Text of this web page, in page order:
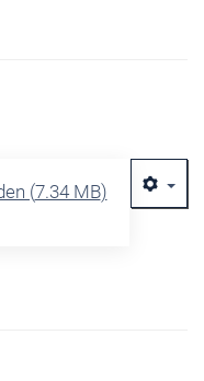
(7.34 MB)